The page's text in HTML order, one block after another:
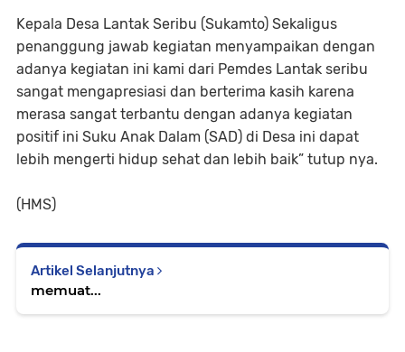
Kepala Desa Lantak Seribu (Sukamto) Sekaligus
penanggung jawab kegiatan menyampaikan dengan
adanya kegiatan ini kami dari Pemdes Lantak seribu
sangat mengapresiasi dan berterima kasih karena
merasa sangat terbantu dengan adanya kegiatan
positif ini Suku Anak Dalam (SAD) di Desa ini dapat
lebih mengerti hidup sehat dan lebih baik” tutup nya.
(HMS)
Artikel Selanjutnya
memuat...